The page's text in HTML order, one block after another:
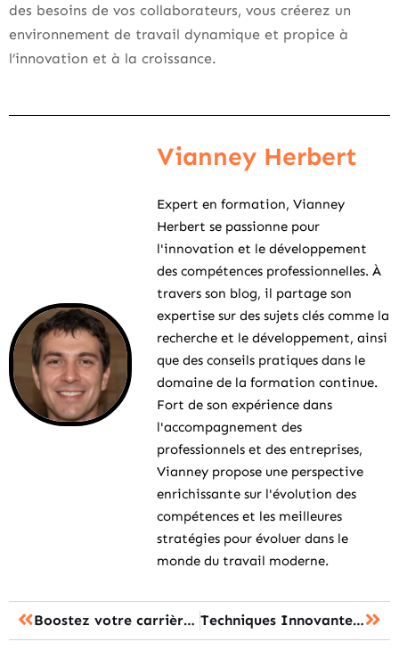
des besoins de vos collaborateurs, vous créerez un
environnement de travail dynamique et propice à
l’innovation et à la croissance.
Vianney Herbert
Expert en formation, Vianney
Herbert se passionne pour
l'innovation et le développement
des compétences professionnelles. À
travers son blog, il partage son
expertise sur des sujets clés comme la
recherche et le développement, ainsi
que des conseils pratiques dans le
domaine de la formation continue.
Fort de son expérience dans
l'accompagnement des
professionnels et des entreprises,
Vianney propose une perspective
enrichissante sur l'évolution des
compétences et les meilleures
stratégies pour évoluer dans le
monde du travail moderne.
Boostez votre carrière : stratégies efficaces pour une croissance professionnelle réussie grâce à la formation Techniques Innovantes pour Booster la Formation en Entreprise